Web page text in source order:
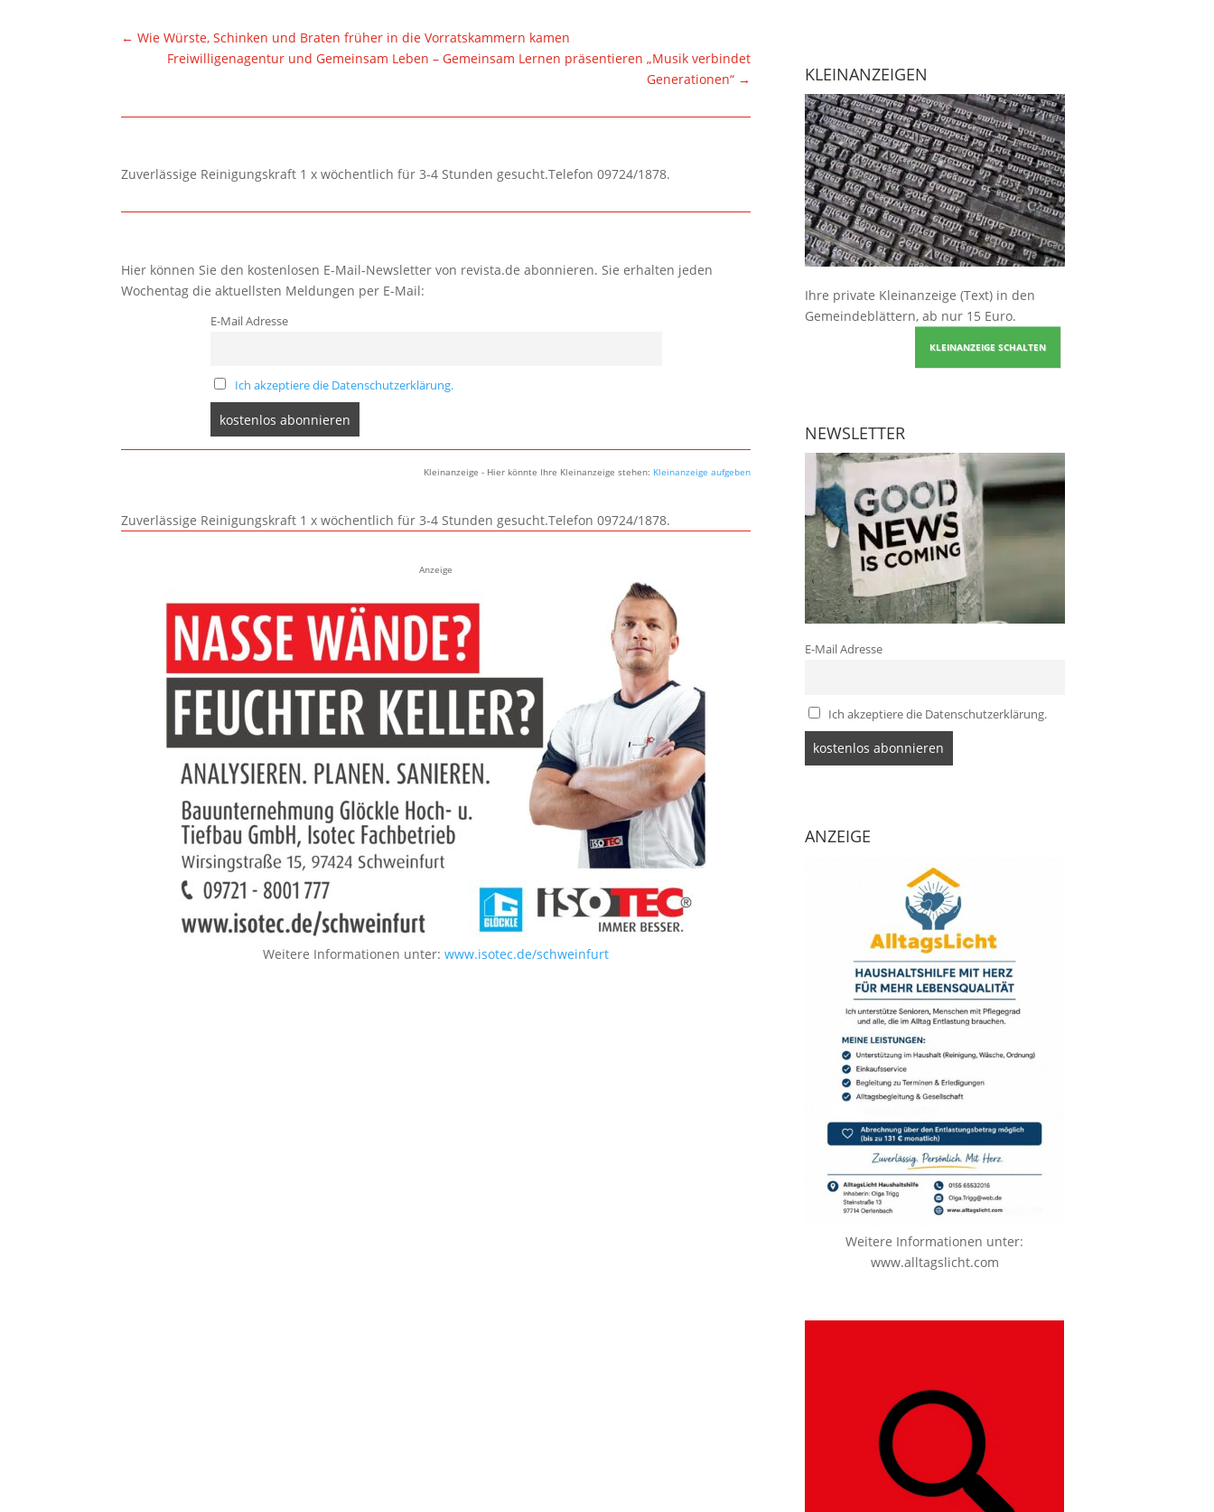
←Wie Würste, Schinken und Braten früher in die Vorratskammern kamen
Freiwilligenagentur und Gemeinsam Leben – Gemeinsam Lernen präsentieren „Musik verbindet
Generationen“ →
Zuverlässige Reinigungskraft 1 x wöchentlich für 3-4 Stunden gesucht.Telefon 09724/1878.
Hier können Sie den kostenlosen E-Mail-Newsletter von revista.de abonnieren. Sie erhalten jeden
Wochentag die aktuellsten Meldungen per E-Mail:
E-Mail Adresse
Ich akzeptiere die Datenschutzerklärung.
Kleinanzeige - Hier könnte Ihre Kleinanzeige stehen: Kleinanzeige aufgeben
Zuverlässige Reinigungskraft 1 x wöchentlich für 3-4 Stunden gesucht.Telefon 09724/1878.
Anzeige
Weitere Informationen unter:www.isotec.de/schweinfurt
KLEINANZEIGEN
Ihre private Kleinanzeige (Text) in den
Gemeindeblättern, ab nur 15 Euro.
KLEINANZEIGE SCHALTEN
NEWSLETTER
E-Mail Adresse
Ich akzeptiere die Datenschutzerklärung.
ANZEIGE
Weitere Informationen unter:
www.alltagslicht.com